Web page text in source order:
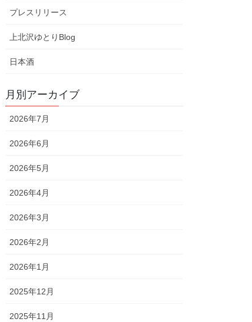
プレスリリース
上北沢ゆとりBlog
日本酒
月別アーカイブ
2026年7月
2026年6月
2026年5月
2026年4月
2026年3月
2026年2月
2026年1月
2025年12月
2025年11月